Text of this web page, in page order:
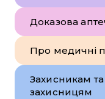
Доказова
Про медичні
Захисникам та
захисницям